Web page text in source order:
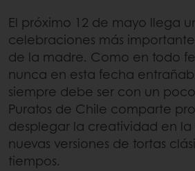
El próximo 12 de mayo llega
celebraciones más
de la madre. Como en todo
nunca en esta fecha
siempre debe ser con un
Puratos de Chile comparte
desplegar la creatividad en
nuevas versiones de tortas
tiempos.